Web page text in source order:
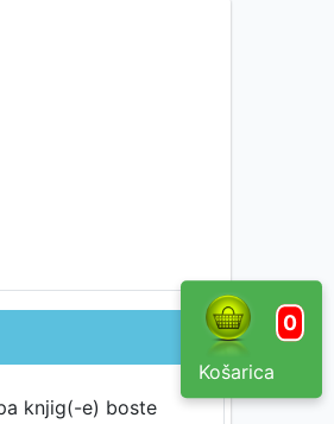
0
Košarica
knjig(-e) boste